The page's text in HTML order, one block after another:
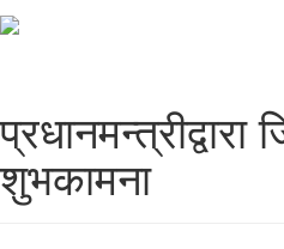
प्रधानमन्त्रीद्वारा
शुभकामना